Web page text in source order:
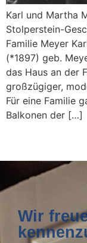
Karl und Martha
Stolperstein-
Familie Meyer
(*1897) geb.
das Haus an der
großzügiger,
Für eine Familie
Balkonen der […]
Wir